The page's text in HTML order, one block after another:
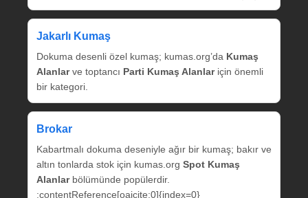
Jakarlı Kumaş
Dokuma desenli özel kumaş; kumas.org’da Kumaş
Alanlarve toptancı Parti Kumaş Alanlariçin önemli
bir kategori.
Brokar
Kabartmalı dokuma deseniyle ağır bir kumaş; bakır ve
altın tonlarda stok için kumas.org Spot Kumaş
Alanlarbölümünde popülerdir.
:contentReference[oaicite:0]{index=0}